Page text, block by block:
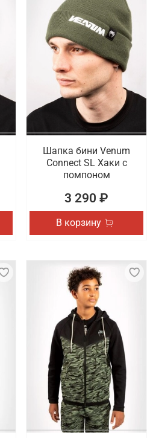
Шапка бини Venum
Connect SL Хаки с
помпоном
3 290 ₽
В корзину